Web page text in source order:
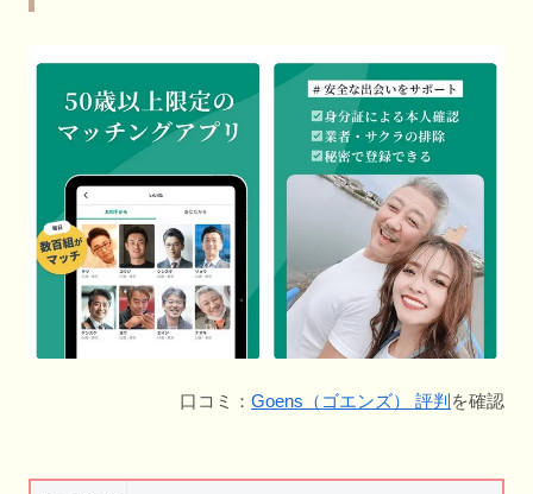
口コミ： Goens（ゴエンズ） 評判 を確認